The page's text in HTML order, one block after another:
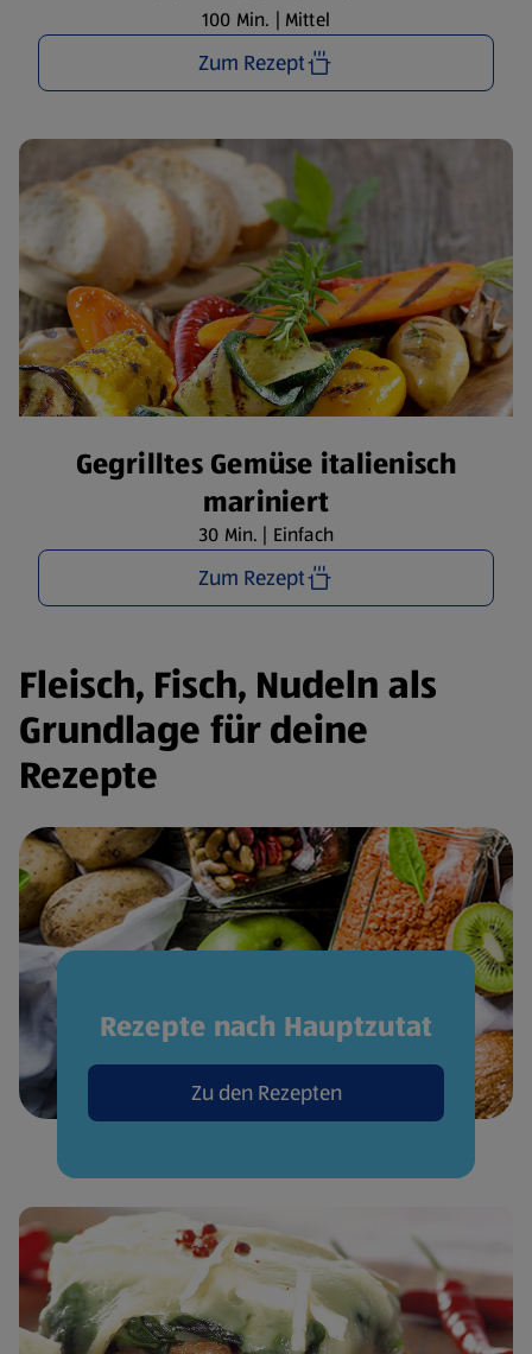
100 Min. | Mittel
Zum Rezept
Gegrilltes Gemüse italienisch
mariniert
30 Min. | Einfach
Zum Rezept
Fleisch, Fisch, Nudeln als
Grundlage für deine
Rezepte
Rezepte nach Hauptzutat
Zu den Rezepten